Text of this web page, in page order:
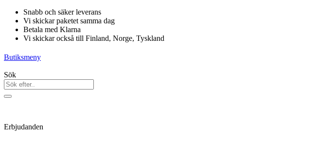
Hoppa
innehåll
Snabb och säker leverans
Vi skickar paketet samma dag
Betala med Klarna
Vi skickar också till Finland, Norge, Tyskland
Butiksmeny
Sök
Erbjudanden